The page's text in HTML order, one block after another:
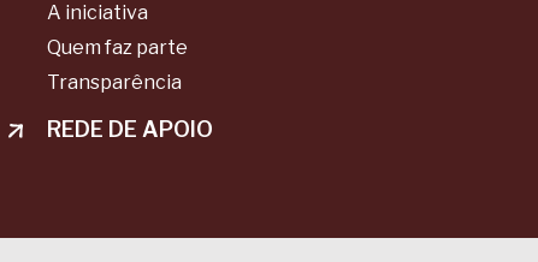
A iniciativa
Quem faz parte
Transparência
REDE DE APOIO